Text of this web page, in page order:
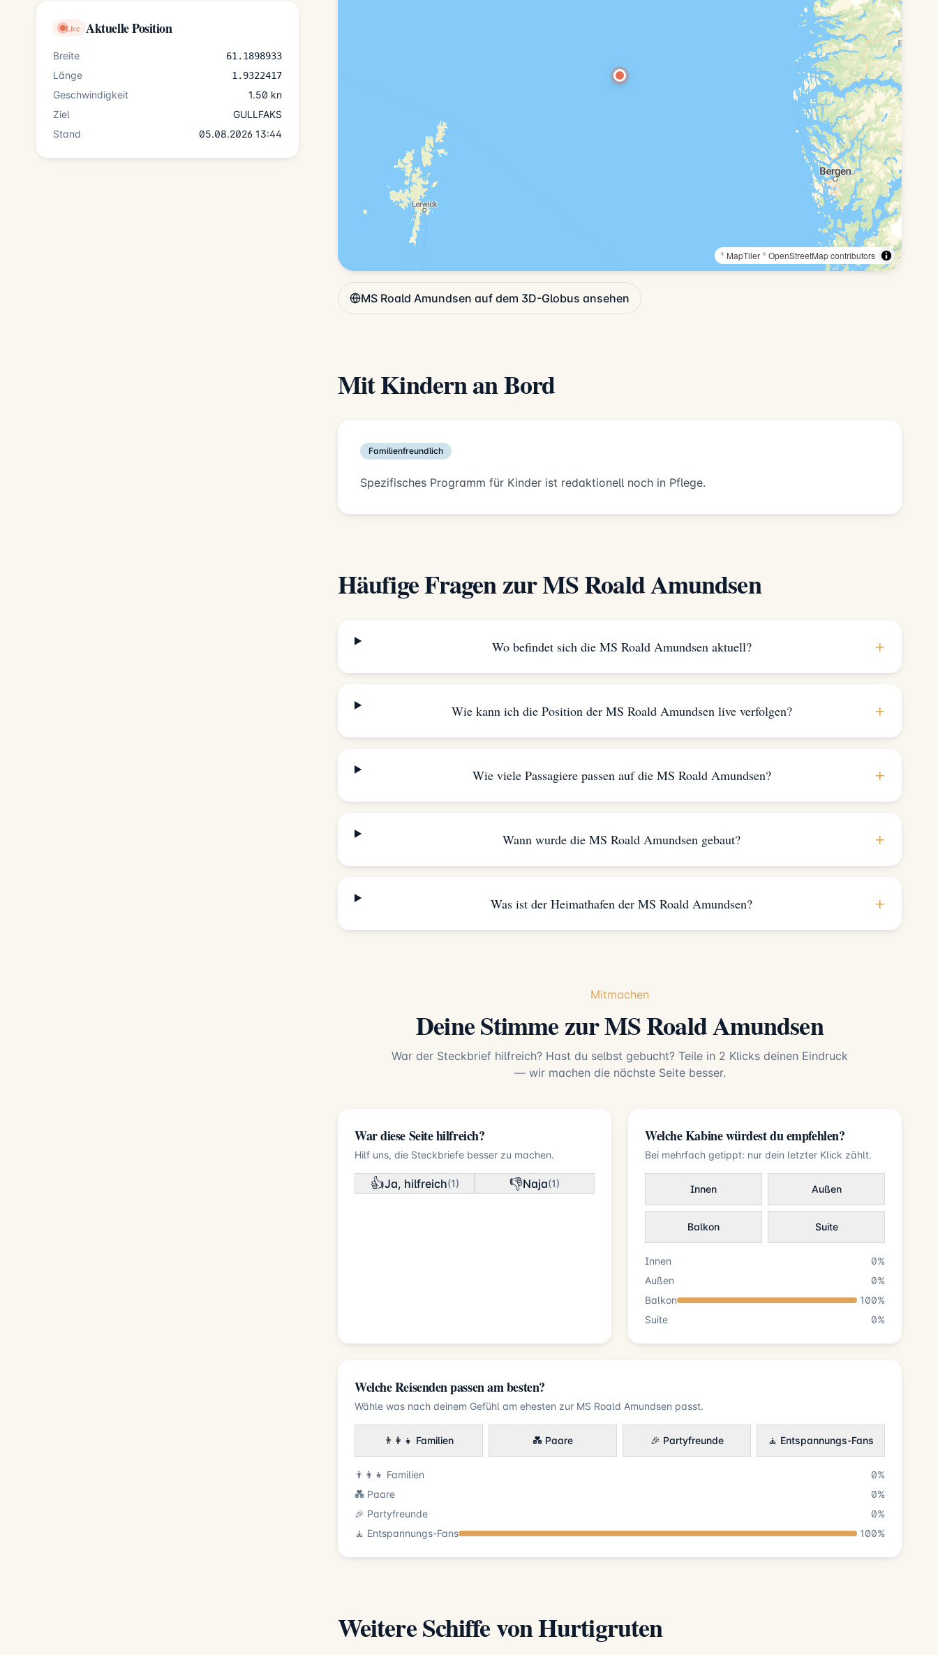
Live Aktuelle Position
Breite 61.1898933
Länge 1.9322417
Geschwindigkeit
1.50 kn
Ziel
GULLFAKS
Stand
05.08.2026 13:44
© MapTiler© OpenStreetMap contributors
MS Roald Amundsen auf dem 3D-Globus ansehen
Mit Kindern an Bord
Familienfreundlich
Spezifisches Programm für Kinder ist redaktionell noch in Pflege.
Häufige Fragen zur MS Roald Amundsen
Wo befindet sich die MS Roald Amundsen aktuell? +
Wie kann ich die Position der MS Roald Amundsen live verfolgen? +
Wie viele Passagiere passen auf die MS Roald Amundsen? +
Wann wurde die MS Roald Amundsen gebaut? +
Was ist der Heimathafen der MS Roald Amundsen? +
Mitmachen
Deine Stimme zur MS Roald Amundsen
War der Steckbrief hilfreich? Hast du selbst gebucht? Teile in 2 Klicks deinen Eindruck
— wir machen die nächste Seite besser.
War diese Seite hilfreich?
Hilf uns, die Steckbriefe besser zu machen.
👍Ja, hilfreich(1) 👎Naja(1)
Welche Kabine würdest du empfehlen?
Bei mehrfach getippt: nur dein letzter Klick zählt.
Innen Außen
Balkon Suite
Innen
0%
Außen
0%
Balkon
100%
Suite
0%
Welche Reisenden passen am besten?
Wähle was nach deinem Gefühl am ehesten zur MS Roald Amundsen passt.
👨‍👩‍👧 Familien 💑 Paare 🎉 Partyfreunde 🧘 Entspannungs-Fans
👨‍👩‍👧 Familien
0%
💑 Paare
0%
🎉 Partyfreunde
0%
🧘 Entspannungs-Fans
100%
Weitere Schiffe von Hurtigruten